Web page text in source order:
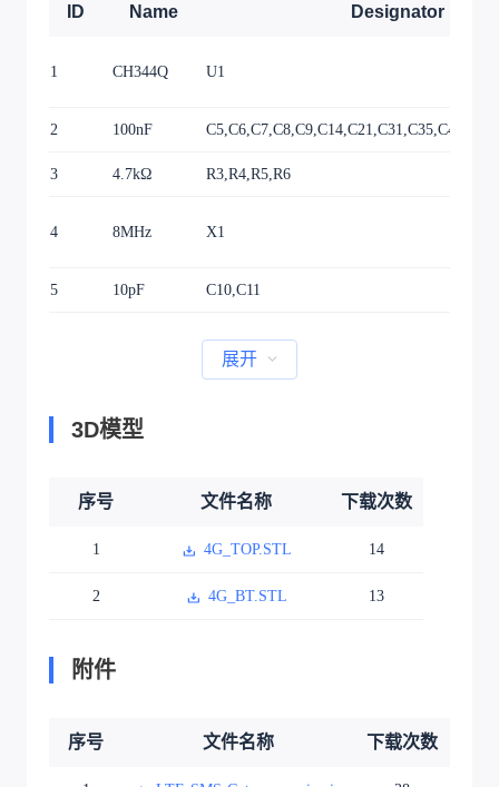
ID Name Designator
1 CH344Q U1
2 100nF
3 4.7kΩ R3,R4,R5,R6
4 8MHz X1
5 10pF C10,C11
展开
3D模型
序号 文件名称 下载次数
1 4G_TOP.STL 14
2 4G_BT.STL 13
附件
序号 文件名称 下载次数